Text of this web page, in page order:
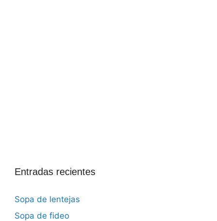
Entradas recientes
Sopa de lentejas
Sopa de fideo